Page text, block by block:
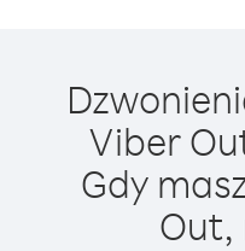
Viber
Gdy
Out,